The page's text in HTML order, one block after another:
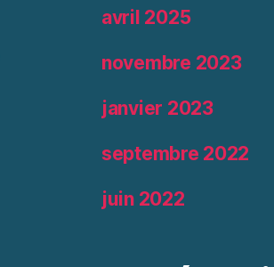
avril 2025
novembre 2023
janvier 2023
septembre 2022
juin 2022